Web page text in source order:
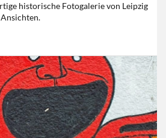
historische Fotogalerie von Leipzig